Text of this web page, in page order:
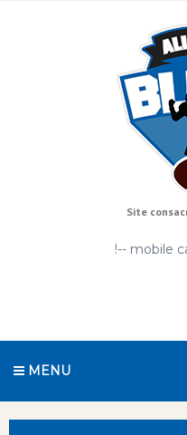
Site
!-- mobile
MENU